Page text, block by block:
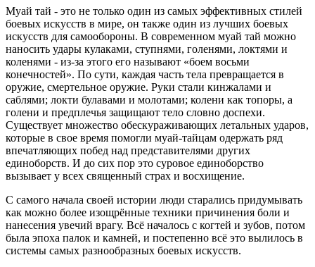
Муай тай - это не только один из самых эффективных стилей
боевых искусств в мире, он также один из лучших боевых
искусств для самообороны. В современном муай тай можно
наносить удары кулаками, ступнями, голенями, локтями и
коленями - из-за этого его называют «боем восьми
конечностей». По сути, каждая часть тела превращается в
оружие, смертельное оружие. Руки стали кинжалами и
саблями; локти булавами и молотами; колени как топоры, а
голени и предплечья защищают тело словно доспехи.
Существует множество обескураживающих летальных ударов,
которые в свое время помогли муай-тайцам одержать ряд
впечатляющих побед над представителями других
единоборств. И до сих пор это суровое единоборство
вызывает у всех священный страх и восхищение.
С самого начала своей истории люди старались придумывать
как можно более изощрённые техники причинения боли и
нанесения увечий врагу. Всё началось с когтей и зубов, потом
была эпоха палок и камней, и постепенно всё это вылилось в
системы самых разнообразных боевых искусств.